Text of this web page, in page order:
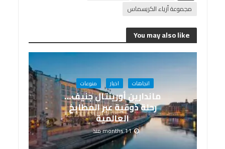
مجموعة أزياء الكريسماس
You may also like
اتجاهات اخبار منوعات
ماندارين أورينتال جنيف…
رحلة ذوقية عبر المطابخ
العالمية
11 months منذ